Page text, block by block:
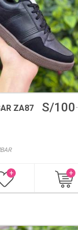
ZA87 S/100
+ +